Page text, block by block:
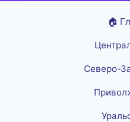
🏠
Северо-